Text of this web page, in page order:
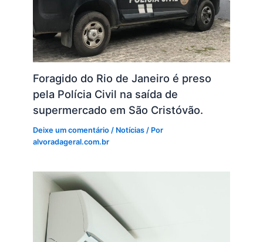
Foragido do Rio de Janeiro é preso
pela Polícia Civil na saída de
supermercado em São Cristóvão.
Deixe um comentário / Notícias / Por
alvoradageral.com.br